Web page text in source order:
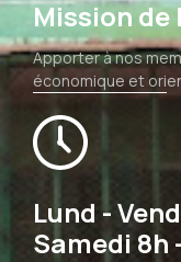
Mission de
Apporter à nos
économique et
Lund -
Samedi 8h